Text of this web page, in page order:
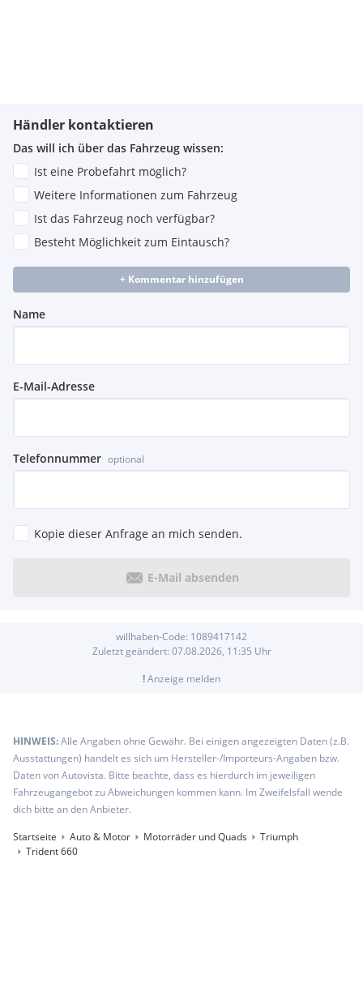
Händler kontaktieren
Das will ich über das Fahrzeug wissen:
Ist eine Probefahrt möglich?
Weitere Informationen zum Fahrzeug
Ist das Fahrzeug noch verfügbar?
Besteht Möglichkeit zum Eintausch?
+ Kommentar hinzufügen
Name
E-Mail-Adresse
Telefonnummer optional
Kopie dieser Anfrage an mich senden.
E-Mail absenden
willhaben-Code: 1089417142
Zuletzt geändert: 07.08.2026, 11:35 Uhr
!Anzeige melden
HINWEIS:Alle Angaben ohne Gewähr. Bei einigen angezeigten Daten (z.B.
Ausstattungen) handelt es sich um Hersteller-/Importeurs-Angaben bzw.
Daten von Autovista. Bitte beachte, dass es hierdurch im jeweiligen
Fahrzeugangebot zu Abweichungen kommen kann. Im Zweifelsfall wende
dich bitte an den Anbieter.
Startseite
Auto & Motor Motorräder und Quads
Triumph
Trident 660